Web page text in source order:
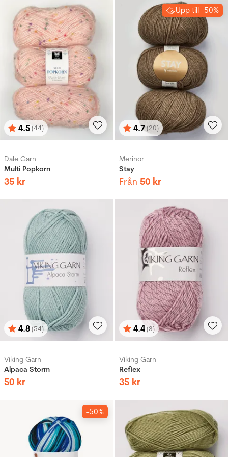
Betyg:
4.5(44)
utav 5 stjärnor
Dale Garn
Multi Popkorn
35 kr
Upp till -50%
Betyg:
4.7(20)
utav 5 stjärnor
Merinor
Stay
Från 50 kr
Betyg:
4.8(54)
utav 5 stjärnor
Viking Garn
Alpaca Storm
50 kr
Betyg:
4.4(8)
utav 5 stjärnor
Viking Garn
Reflex
35 kr
-50%